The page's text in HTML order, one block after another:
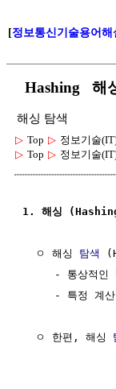
[정보통신기술용어해
Hashing 해
해싱 탐색
▷ Top ▷ 정보기술
▷ Top ▷ 정보기술
1. 해싱
  ㅇ 해싱
탐색
- 통상적인
- 특정 계산
  ㅇ 한편, 해싱